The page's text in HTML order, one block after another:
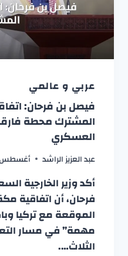
عربي و عالمي
فيصل بن فرحان:
المشترك محطة
العسكري
عبد العزيز الراشد أغسطس 7, 2026
أكد وزير الخارجية
فرحان، أن اتفاقية
الموقعة مع تركيا
مهمة” في مسار
الثلاث….